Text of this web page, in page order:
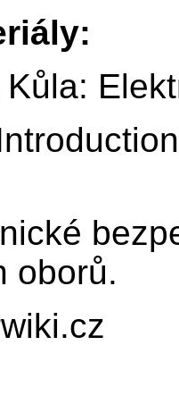
oborů.